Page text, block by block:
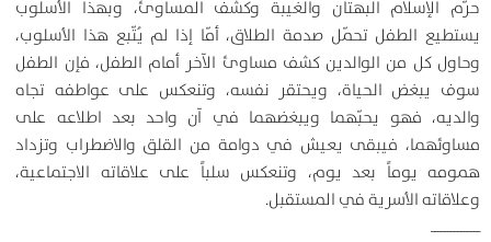
حرّم الإسلام البهتان والغيبة وكشف المساوئ، وبهذا الأسلوب
يستطيع الطفل تحمّل صدمة الطلاق، أمّا إذا لم يُتّبع هذا الأسلوب،
وحاول كل من الوالدين كشف مساوئ الآخر أمام الطفل، فإن الطفل
سوف يبغض الحياة، ويحتقر نفسه، وتنعكس على عواطفه تجاه
والديه، فهو يحبّهما ويبغضهما في آن واحد بعد اطلاعه على
مساوئهما، فيبقى يعيش في دوامة من القلق والاضطراب وتزداد
همومه يوماً بعد يوم، وتنعكس سلباً على علاقاته الاجتماعية،
وعلاقاته الأسرية في المستقبل.
ـــــــــــــــ